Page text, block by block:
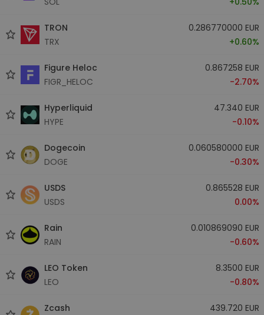
TRON
TRX
0.286770000 EUR
+0.60%
Figure Heloc
FIGR_HELOC
0.867258 EUR
-2.70%
Hyperliquid
HYPE
47.340 EUR
-0.10%
Dogecoin
DOGE
0.060580000 EUR
-0.30%
USDS
USDS
0.865528 EUR
0.00%
Rain
RAIN
0.010869090 EUR
-0.60%
LEO Token
LEO
8.3500 EUR
-0.80%
Zcash
439.720 EUR